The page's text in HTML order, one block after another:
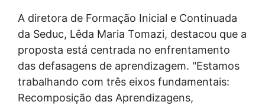
A diretora de Formação Inicial e Continuada
da Seduc, Lêda Maria Tomazi, destacou que a
proposta está centrada no enfrentamento
das defasagens de aprendizagem. "Estamos
trabalhando com três eixos fundamentais:
Recomposição das Aprendizagens,